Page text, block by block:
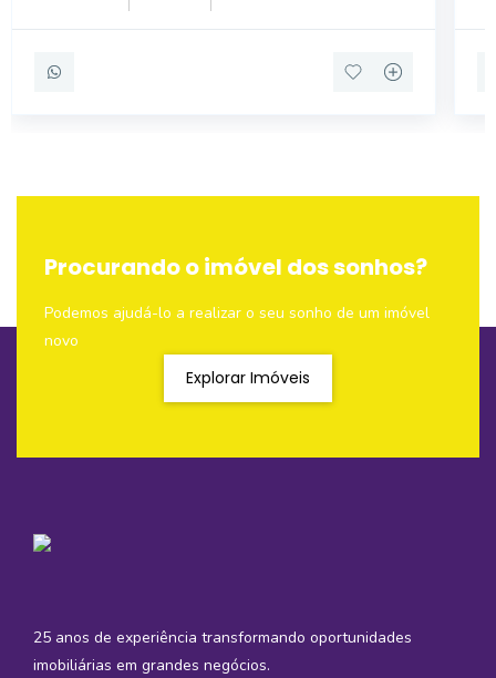
Procurando o imóvel dos sonhos?
Podemos ajudá-lo a realizar o seu sonho de um imóvel
novo
Explorar Imóveis
25 anos de experiência transformando oportunidades
imobiliárias em grandes negócios.